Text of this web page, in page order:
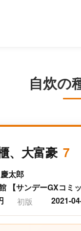
自炊の
、大富豪 7
太郎
【サンデーGXコミッ
初版 2021-